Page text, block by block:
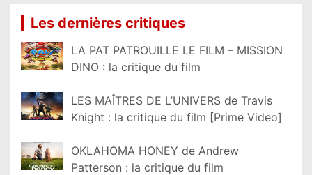
Les dernières critiques
LA PAT PATROUILLE LE FILM – MISSION
DINO : la critique du film
LES MAÎTRES DE L’UNIVERS de Travis
Knight : la critique du film [Prime Video]
OKLAHOMA HONEY de Andrew
Patterson : la critique du film